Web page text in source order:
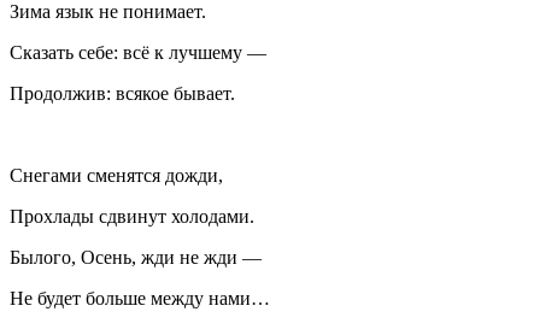
Зима язык не понимает.
Сказать себе: всё к лучшему —
Продолжив: всякое бывает.
Снегами сменятся дожди,
Прохлады сдвинут холодами.
Былого, Осень, жди не жди —
Не будет больше между нами…